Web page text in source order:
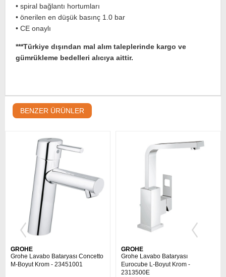
• spiral bağlantı hortumları
• önerilen en düşük basınç 1.0 bar
• CE onaylı
***Türkiye dışından mal alım taleplerinde kargo ve
gümrükleme bedelleri alıcıya aittir.
BENZER ÜRÜNLER
GROHE
Grohe Lavabo Bataryası Concetto
M-Boyut Krom - 23451001
GROHE
Grohe Lavabo Bataryası
Eurocube L-Boyut Krom -
2313500E